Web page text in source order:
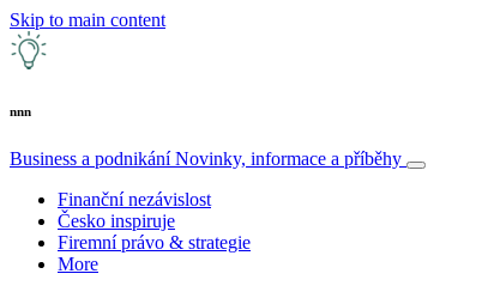
Skip to main content
nnn
Business a podnikáníNovinky, informace a příběhy
Finanční nezávislost
Česko inspiruje
Firemní právo & strategie
More